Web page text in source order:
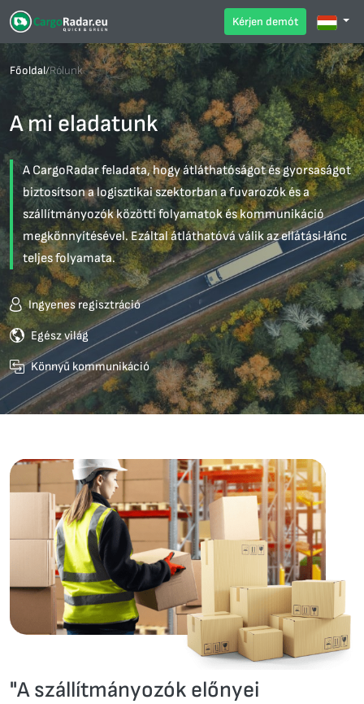
Kérjen demót
Főoldal/Rólunk
A mi eladatunk
A CargoRadar feladata, hogy átláthatóságot és gyorsaságot
biztosítson a logisztikai szektorban a fuvarozók és a
szállítmányozók közötti folyamatok és kommunikáció
megkönnyítésével. Ezáltal átláthatóvá válik az ellátási lánc
teljes folyamata.
Ingyenes regisztráció
Egész világ
Könnyű kommunikáció
"A szállítmányozók előnyei